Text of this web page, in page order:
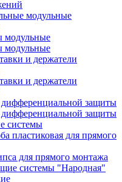
модульные
модульные
модульные
и держатели
и держатели
дифференциальной защиты
дифференциальной защиты
системы
пластиковая для прямого
для прямого монтажа
системы "Народная"